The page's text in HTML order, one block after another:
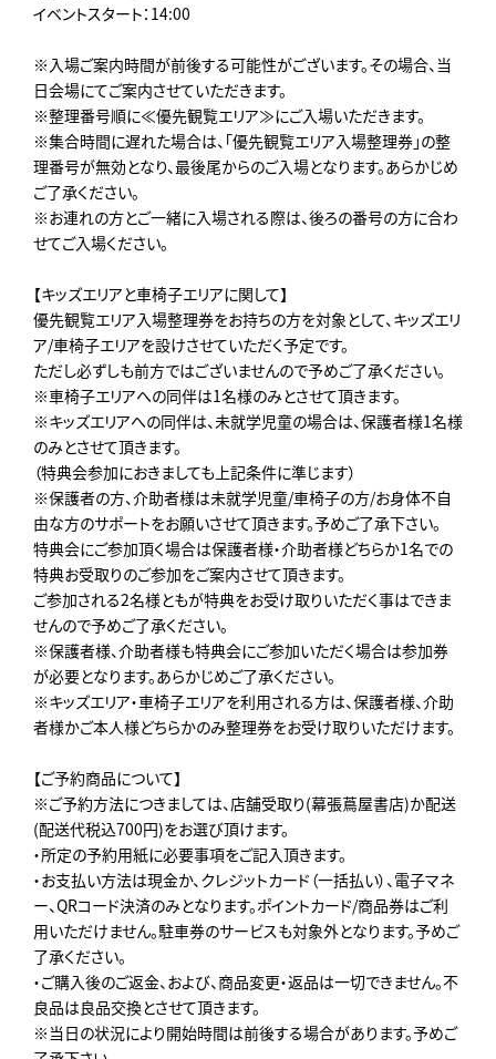
イベントスタート：14:00
※入場ご案内時間が前後する可能性がございます。その場合、当
日会場にてご案内させていただきます。
※整理番号順に≪優先観覧エリア≫にご入場いただきます。
※集合時間に遅れた場合は、「優先観覧エリア入場整理券」の整
理番号が無効となり、最後尾からのご入場となります。あらかじめ
ご了承ください。
※お連れの方とご一緒に入場される際は、後ろの番号の方に合わ
せてご入場ください。
【キッズエリアと車椅子エリアに関して】
優先観覧エリア入場整理券をお持ちの方を対象として、キッズエリ
ア/車椅子エリアを設けさせていただく予定です。
ただし必ずしも前方ではございませんので予めご了承ください。
※車椅子エリアへの同伴は1名様のみとさせて頂きます。
※キッズエリアへの同伴は、未就学児童の場合は、保護者様1名様
のみとさせて頂きます。
（特典会参加におきましても上記条件に準じます）
※保護者の方、介助者様は未就学児童/車椅子の方/お身体不自
由な方のサポートをお願いさせて頂きます。予めご了承下さい。
特典会にご参加頂く場合は保護者様・介助者様どちらか1名での
特典お受取りのご参加をご案内させて頂きます。
ご参加される2名様ともが特典をお受け取りいただく事はできま
せんので予めご了承ください。
※保護者様、介助者様も特典会にご参加いただく場合は参加券
が必要となります。あらかじめご了承ください。
※キッズエリア・車椅子エリアを利用される方は、保護者様、介助
者様かご本人様どちらかのみ整理券をお受け取りいただけます。
【ご予約商品について】
※ご予約方法につきましては、店舗受取り(幕張蔦屋書店)か配送
(配送代税込700円)をお選び頂けます。
・所定の予約用紙に必要事項をご記入頂きます。
・お支払い方法は現金か、クレジットカード（一括払い）、電子マネ
ー、QRコード決済のみとなります。ポイントカード/商品券はご利
用いただけません。駐車券のサービスも対象外となります。予めご
了承ください。
・ご購入後のご返金、および、商品変更・返品は一切できません。不
良品は良品交換とさせて頂きます。
※当日の状況により開始時間は前後する場合があります。予めご